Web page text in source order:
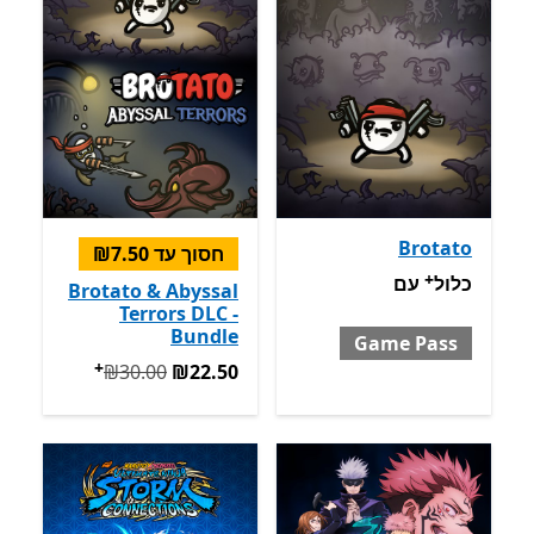
Brotato
כלול עם Game Pass
מבצעים על רכישת אפליקציות כלול+ עם
Game Pass
חסוך עד ‪₪7.50‬
Brotato & Abyssal
Terrors DLC -
Bundle
המקורי ‪₪30.00‬ עכשיו ‪₪22.50‬ ‪₪30.00‬ ‪₪22.50‬
+